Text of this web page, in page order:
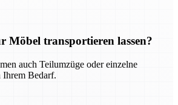
Möbel transportieren lassen?
auch Teilumzüge oder einzelne
Ihrem Bedarf.